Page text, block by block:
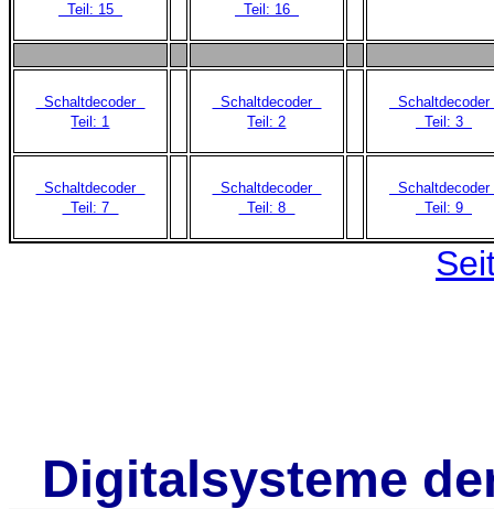
Teil: 15 Teil: 16
Schaltdecoder
Teil: 1
Schaltdecoder
Teil: 2
Teil: 3
Schaltdecoder
Teil: 7
Schaltdecoder
Teil: 8
Teil: 9
Digitalsysteme